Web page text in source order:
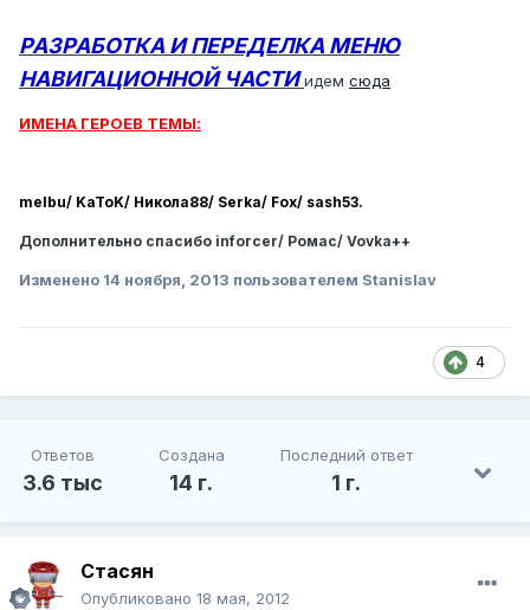
РАЗРАБОТКА И ПЕРЕДЕЛКА МЕНЮ
НАВИГАЦИОННОЙ ЧАСТИидем сюда
ИМЕНА ГЕРОЕВ ТЕМЫ:
melbu/ KaToK/ Никола88/ Serka/ Fox/ sash53.
Дополнительно спасибо inforcer/ Ромас/ Vovka++
Изменено 14 ноября, 2013 пользователем Stanislav
4
Ответов
3.6 тыс
Создана
14 г.
Последний ответ
1 г.
Стасян
Опубликовано 18 мая, 2012